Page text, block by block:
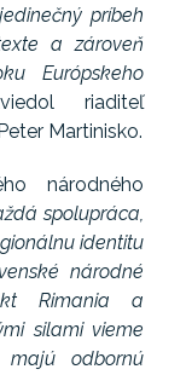
príbeh
a zároveň
Európskeho
riaditeľ
Martinisko.
národného
spolupráca,
identitu
národné
Rimania a
silami vieme
majú odbornú